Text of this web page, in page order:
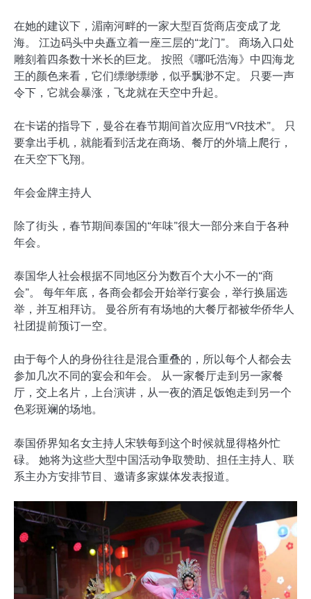
在她的建议下，湄南河畔的一家大型百货商店变成了龙
海。 江边码头中央矗立着一座三层的“龙门”。 商场入口处
雕刻着四条数十米长​​的巨龙。 按照《哪吒浩海》中四海龙
王的颜色来看，它们缥缈缥缈，似乎飘渺不定。 只要一声
令下，它就会暴涨，飞龙就在天空中升起。
在卡诺的指导下，曼谷在春节期间首次应用“VR技术”。 只
要拿出手机，就能看到活龙在商场、餐厅的外墙上爬行，
在天空下飞翔。
年会金牌主持人
除了街头，春节期间泰国的“年味”很大一部分来自于各种
年会。
泰国华人社会根据不同地区分为数百个大小不一的“商
会”。 每年年底，各商会都会开始举行宴会，举行换届选
举，并互相拜访。 曼谷所有有场地的大餐厅都被华侨华人
社团提前预订一空。
由于每个人的身份往往是混合重叠的，所以每个人都会去
参加几次不同的宴会和年会。 从一家餐厅走到另一家餐
厅，交上名片，上台演讲，从一夜的酒足饭饱走到另一个
色彩斑斓的场地。
泰国侨界知名女主持人宋轶每到这个时候就显得格外忙
碌。 她将为这些大型中国活动争取赞助、担任主持人、联
系主办方安排节目、邀请多家媒体发表报道。